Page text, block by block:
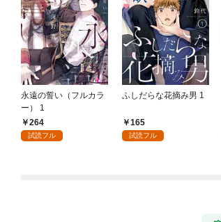
永遠の誓い（フルカラ
ー） 1
264
試読フル
ふしだらな花摘み男 1
165
試読フル